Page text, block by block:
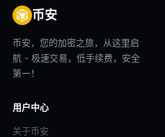
币安
币安，您的加密之旅，从这里启
航 - 极速交易，低手续费，安全
第一！
用户中心
关于币安